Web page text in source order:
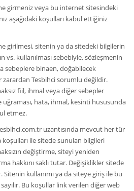
girmeniz veya bu internet sitesindeki
aşağıdaki koşulları kabul ettiğiniz
girilmesi, sitenin ya da sitedeki bilgilerin
vs. kullanılması sebebiyle, sözleşmenin
sebeplere binaen, doğabilecek
Tesbihci sorumlu değildir.
fiil, ihmal veya diğer sebepler
hata, ihmal, kesinti hususunda
etmez.
uzantısında mevcut her tür
ile sitede sunulan bilgileri
değiştirme, siteyi yeniden
hakkını saklı tutar. Değişiklikler sitede
Sitenin kullanımı ya da siteye giriş ile bu
Bu koşullar link verilen diğer web